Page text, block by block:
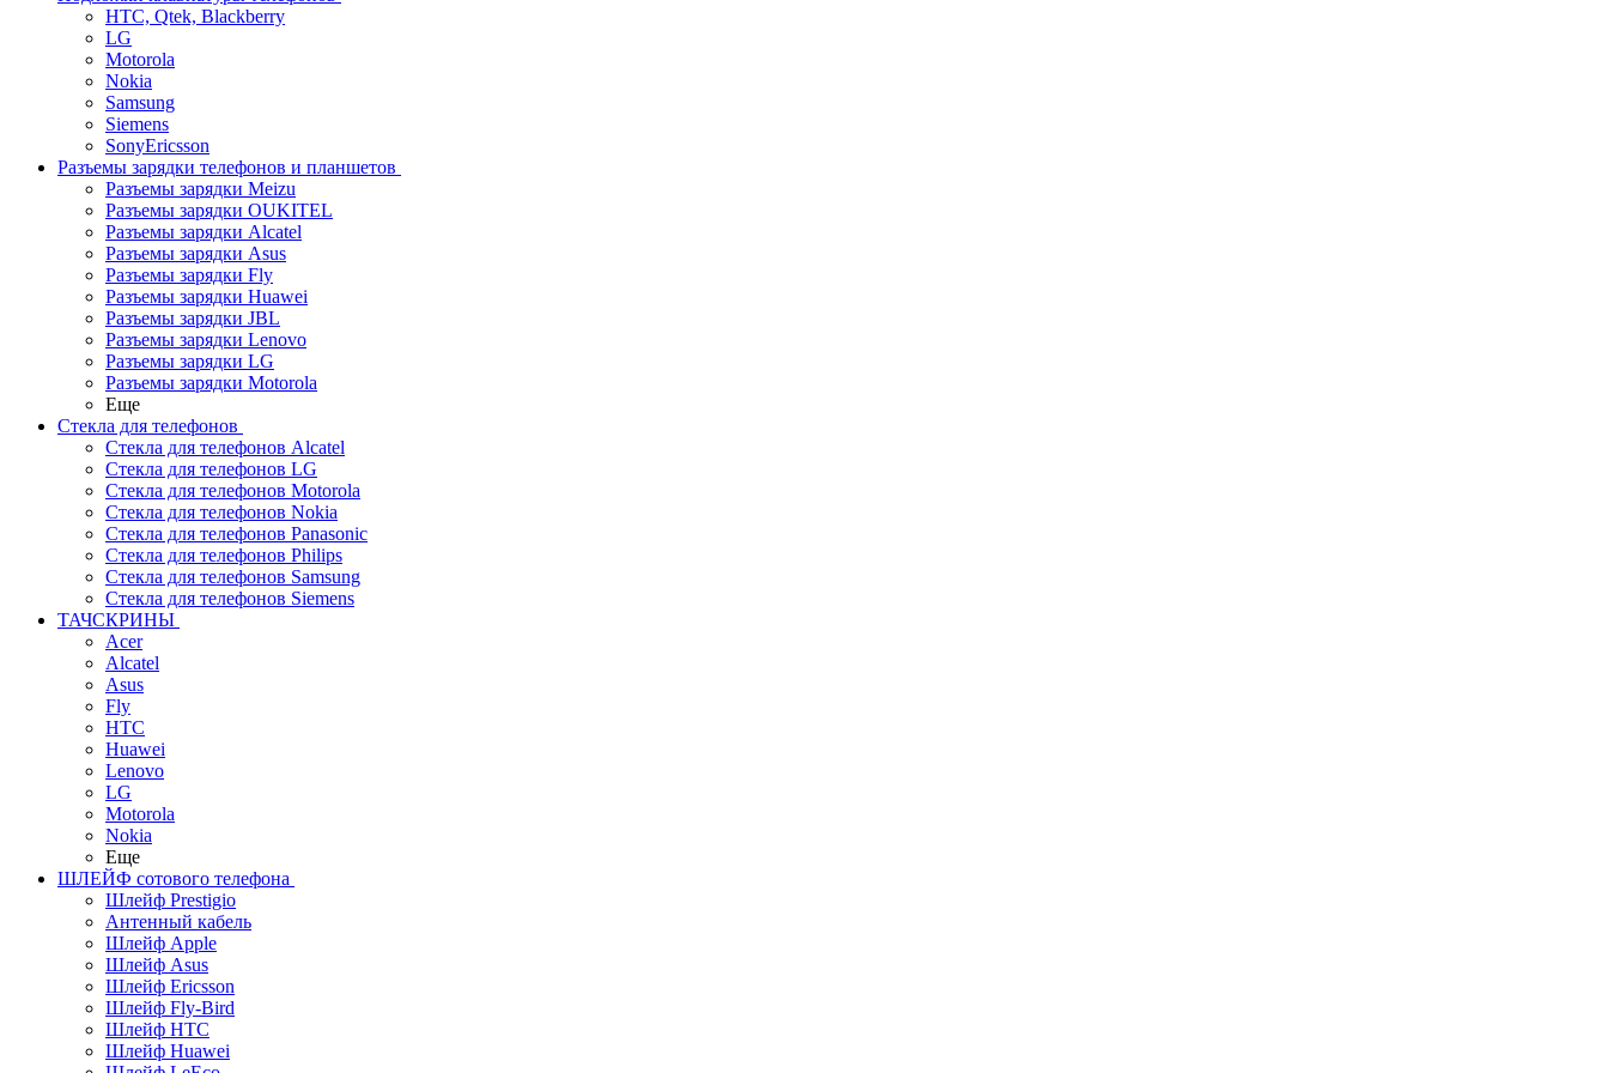
HTC, Qtek, Blackberry
LG
Motorola
Nokia
Samsung
Siemens
SonyEricsson
Разъемы зарядки телефонов и планшетов
Разъемы зарядки Meizu
Разъемы зарядки OUKITEL
Разъемы зарядки Alcatel
Разъемы зарядки Asus
Разъемы зарядки Fly
Разъемы зарядки Huawei
Разъемы зарядки JBL
Разъемы зарядки Lenovo
Разъемы зарядки LG
Разъемы зарядки Motorola
Еще
Стекла для телефонов
Стекла для телефонов Alcatel
Стекла для телефонов LG
Стекла для телефонов Motorola
Стекла для телефонов Nokia
Стекла для телефонов Panasonic
Стекла для телефонов Philips
Стекла для телефонов Samsung
Стекла для телефонов Siemens
ТАЧСКРИНЫ
Acer
Alcatel
Asus
Fly
HTC
Huawei
Lenovo
LG
Motorola
Nokia
Еще
ШЛЕЙФ сотового телефона
Шлейф Prestigio
Антенный кабель
Шлейф Apple
Шлейф Asus
Шлейф Ericsson
Шлейф Fly-Bird
Шлейф HTC
Шлейф Huawei